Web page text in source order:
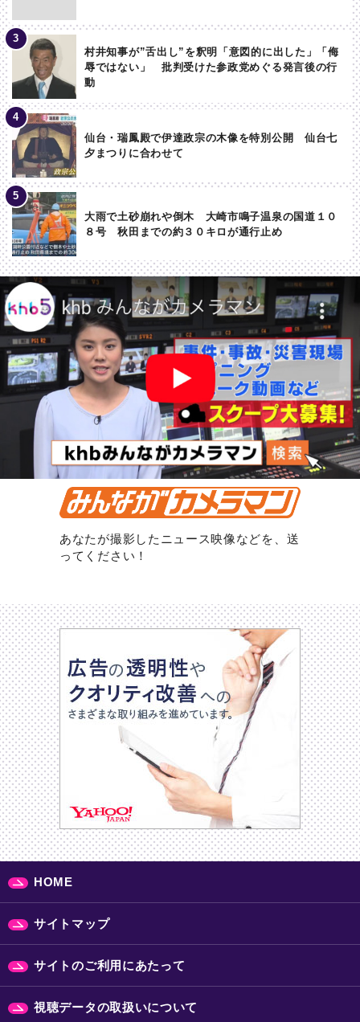
村井知事が”舌出し”を釈明「意図的に出した」「侮
辱ではない」 批判受けた参政党めぐる発言後の行
動
仙台・瑞鳳殿で伊達政宗の木像を特別公開 仙台七
夕まつりに合わせて
大雨で土砂崩れや倒木 大崎市鳴子温泉の国道１０
８号 秋田までの約３０キロが通行止め
あなたが撮影したニュース映像などを、送
ってください！
HOME
サイトマップ
サイトのご利用にあたって
視聴データの取扱いについて